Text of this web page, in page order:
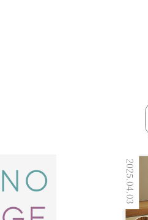
2025.04.03
2023.01.10